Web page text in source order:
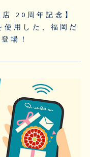
20周年記念】
用した、福岡だ
場！